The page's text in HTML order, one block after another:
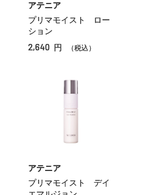
アテニア
プリマモイスト ロー
ション
2,640 円 （税込）
アテニア
プリマモイスト デイ